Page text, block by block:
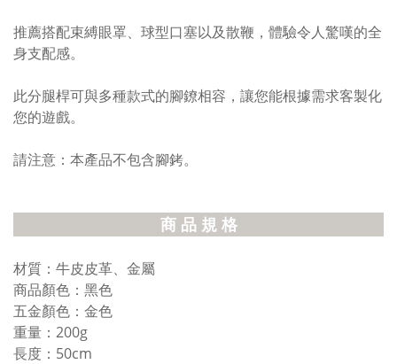
推薦搭配束縛眼罩、球型口塞以及散鞭，體驗令人驚嘆的全
身支配感。
此分腿桿可與多種款式的腳鐐相容，讓您能根據需求客製化
您的遊戲。
請注意：本產品不包含腳銬。
商 品 規 格
材質：牛皮皮革、金屬
商品顏色：黑色
五金顏色：金色
重量：200g
長度：50cm